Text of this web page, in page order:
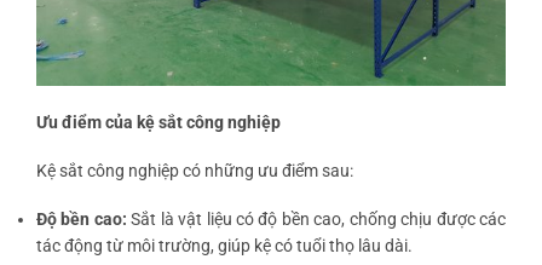
Ưu điểm của kệ sắt công nghiệp
Kệ sắt công nghiệp có những ưu điểm sau:
Độ bền cao: Sắt là vật liệu có độ bền cao, chống chịu được các
tác động từ môi trường, giúp kệ có tuổi thọ lâu dài.